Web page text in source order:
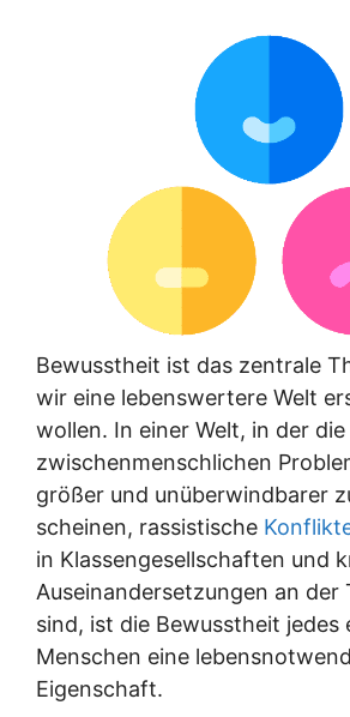
Bewusstheit ist das zentrale
wir eine lebenswertere Welt
wollen. In einer Welt, in der
zwischenmenschlichen
größer und unüberwindbarer
scheinen, rassistische
in Klassengesellschaften und
Auseinandersetzungen an der
sind, ist die Bewusstheit jedes
Menschen eine
Eigenschaft.